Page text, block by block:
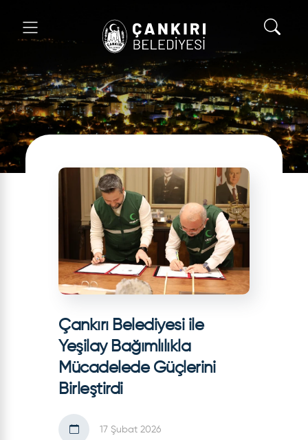
Çankırı Belediyesi ile
Yeşilay Bağımlılıkla
Mücadelede Güçlerini
Birleştirdi
17 Şubat 2026